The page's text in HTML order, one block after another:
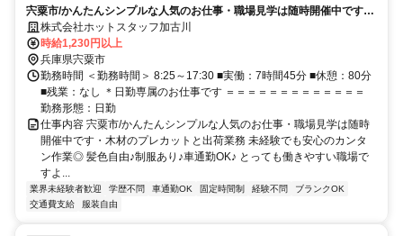
宍粟市/かんたんシンプルな人気のお仕事・職場見学は随時開催中です・
木材のプレカットと出荷業務
株式会社ホットスタッフ加古川
時給1,230円以上
兵庫県宍粟市
勤務時間 ＜勤務時間＞ 8:25～17:30 ■実働：7時間45分 ■休憩：80分
■残業：なし ＊日勤専属のお仕事です ＝＝＝＝＝＝＝＝＝＝＝＝＝
勤務形態：日勤
仕事内容 宍粟市/かんたんシンプルな人気のお仕事・職場見学は随時
開催中です・木材のプレカットと出荷業務 未経験でも安心のカンタ
ン作業◎ 髪色自由♪制服あり♪車通勤OK♪ とっても働きやすい職場で
すよ...
業界未経験者歓迎 学歴不問 車通勤OK 固定時間制 経験不問
ブランクOK
交通費支給
服装自由